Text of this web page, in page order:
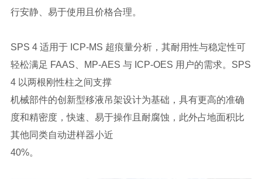
行安静、易于使用且价格合理。
SPS 4 适用于 ICP-MS 超痕量分析，其耐用性与稳定性可
轻松满足 FAAS、MP-AES 与 ICP-OES 用户的需求。SPS
4 以两根刚性柱之间支撑
机械部件的创新型移液吊架设计为基础，具有更高的准确
度和精密度，快速、易于操作且耐腐蚀，此外占地面积比
其他同类自动进样器小近
40%。